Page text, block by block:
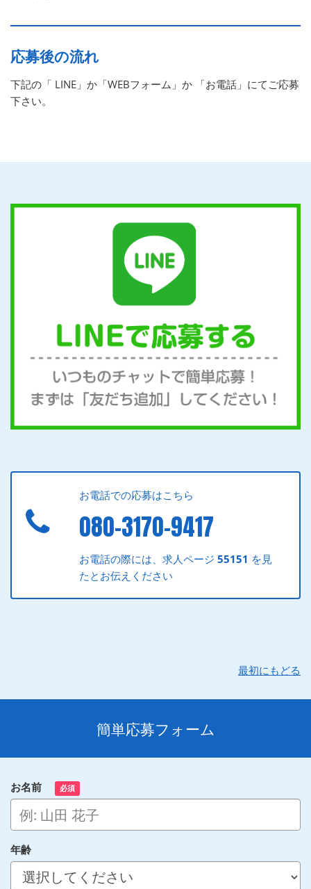
応募後の流れ
下記の「 LINE」か「WEBフォーム」か 「お電話」にてご応募
下さい。
お電話での応募はこちら
080-3170-9417
お電話の際には、求人ページ55151 を見
たとお伝えください
最初にもどる
簡単応募フォーム
お名前 必須
年齢